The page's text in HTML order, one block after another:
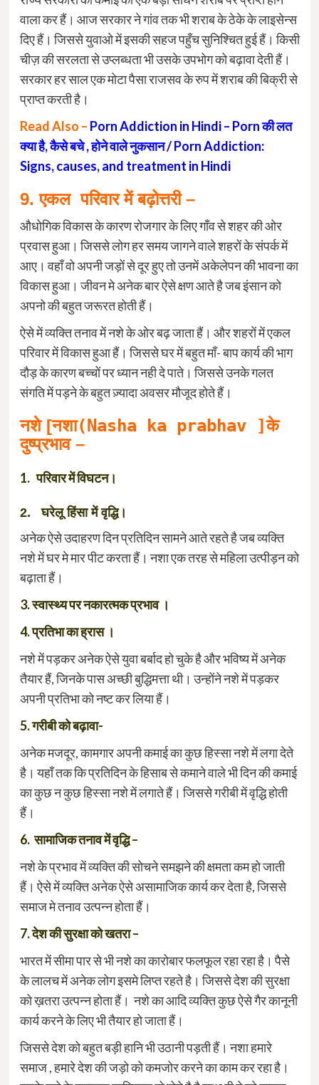
वाला कर हैं। आज सरकार ने गांव तक भी शराब के ठेके के लाइसेन्स
दिए हैं। जिससे युवाओ में इसकी सहज पहुँच सुनिश्चित हुई हैं। किसी
चीज़ की सरलता से उप्लब्धता भी उसके उपभोग को बढ़ावा देती हैं।
सरकार हर साल एक मोटा पैसा राजसव के रुप में शराब की बिक्री से
प्राप्त करती है।
Read Also – Porn Addiction in Hindi – Porn की लत
क्या है, कैसे बचे , होने वाले नुकसान / Porn Addiction:
Signs, causes, and treatment in Hindi
9. एकल परिवार में बढ़ोत्तरी –
औधोगिक विकास के कारण रोजगार के लिए गाँव से शहर की ओर
प्रवास हुआ। जिससे लोग हर समय जागने वाले शहरों के संपर्क में
आए। वहाँ वो अपनी जड़ों से दूर हुए तो उनमें अकेलेपन की भावना का
विकास हुआ। जीवन मे अनेक बार ऐसे क्षण आते है जब इंसान को
अपनो की बहुत जरूरत होती हैं।
ऐसे में व्यक्ति तनाव में नशे के ओर बढ़ जाता हैं। और शहरों में एकल
परिवार में विकास हुआ हैं। जिससे घर में बहुत माँ- बाप कार्य की भाग
दौड़ के कारण बच्चों पर ध्यान नही दे पाते। जिससे उनके गलत
संगति में पड़ने के बहुत ज़्यादा अवसर मौजूद होते हैं।
नशे [नशा(Nasha ka prabhav ]के
दुष्प्रभाव –
1. परिवार में विघटन।
2. घरेलू हिंसा में वृद्धि।
अनेक ऐसे उदाहरण दिन प्रतिदिन सामने आते रहते है जब व्यक्ति
नशे में घर मे मार पीट करता हैं। नशा एक तरह से महिला उत्पीड़न को
बढ़ाता हैं।
3. स्वास्थ्य पर नकारत्मक प्रभाव ।
4. प्रतिभा का ह्रास ।
नशे में पड़कर अनेक ऐसे युवा बर्बाद हो चुके है और भविष्य में अनेक
तैयार हैं, जिनके पास अच्छी बुद्धिमत्ता थी। उन्होंने नशे में पड़कर
अपनी प्रतिभा को नष्ट कर लिया हैं।
5. गरीबी को बढ़ावा-
अनेक मजदूर, कामगार अपनी कमाई का कुछ हिस्सा नशे में लगा देते
है। यहाँ तक कि प्रतिदिन के हिसाब से कमाने वाले भी दिन की कमाई
का कुछ न कुछ हिस्सा नशे में लगाते हैं। जिससे गरीबी में वृद्धि होती
हैं।
6. सामाजिक तनाव में वृद्धि –
नशे के प्रभाव में व्यक्ति की सोचने समझने की क्षमता कम हो जाती
हैं। ऐसे में व्यक्ति अनेक ऐसे असामाजिक कार्य कर देता है, जिससे
समाज मे तनाव उत्पन्न होता हैं।
7. देश की सुरक्षा को खतरा –
भारत में सीमा पार से भी नशे का कारोबार फलफूल रहा रहा है। पैसे
के लालच में अनेक लोग इसमे लिप्त रहते है। जिससे देश की सुरक्षा
को ख़तरा उत्पन्न होता हैं। नशे का आदि व्यक्ति कुछ ऐसे गैर कानूनी
कार्य करने के लिए भी तैयार हो जाता हैं।
जिससे देश को बहुत बड़ी हानि भी उठानी पड़ती हैं। नशा हमारे
समाज , हमारे देश की जड़ो को कमजोर करने का काम कर रहा है।